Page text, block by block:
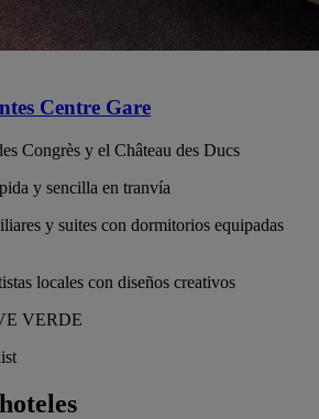
Centre Gare
Congrès y el Château des Ducs
y sencilla en tranvía
y suites con dormitorios equipadas
locales con diseños creativos
VERDE